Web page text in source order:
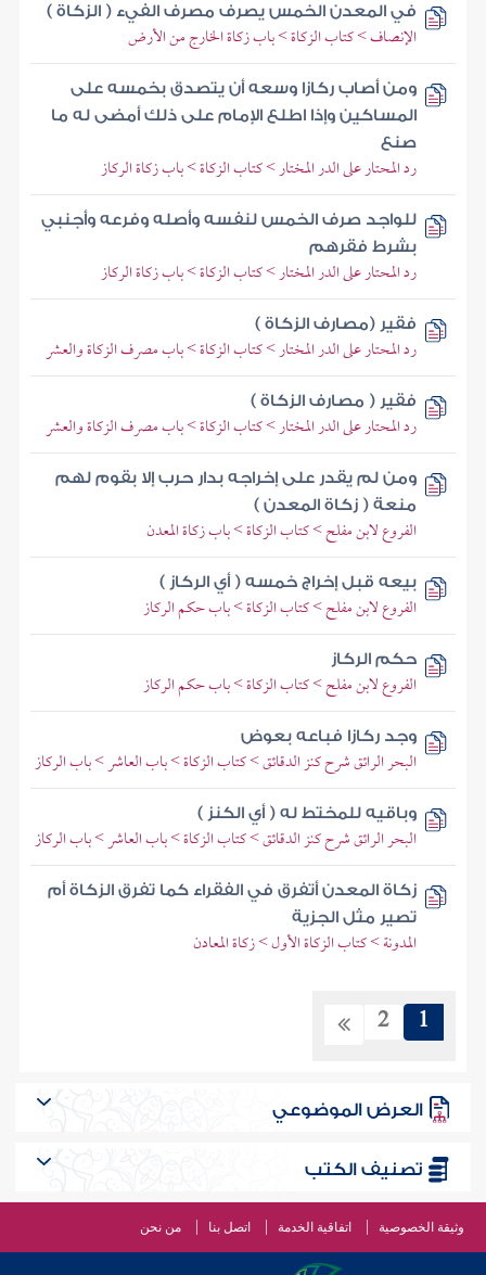
في المعدن الخمس يصرف مصرف الفيء ( الزكاة )
الإنصاف > كتاب الزكاة > باب زكاة الخارج من الأرض
ومن أصاب ركازا وسعه أن يتصدق بخمسه على
المساكين وإذا اطلع الإمام على ذلك أمضى له ما
صنع
رد المحتار على الدر المختار > كتاب الزكاة > باب زكاة الركاز
للواجد صرف الخمس لنفسه وأصله وفرعه وأجنبي
بشرط فقرهم
رد المحتار على الدر المختار > كتاب الزكاة > باب زكاة الركاز
فقير (مصارف الزكاة )
رد المحتار على الدر المختار > كتاب الزكاة > باب مصرف الزكاة والعشر
فقير ( مصارف الزكاة )
رد المحتار على الدر المختار > كتاب الزكاة > باب مصرف الزكاة والعشر
ومن لم يقدر على إخراجه بدار حرب إلا بقوم لهم
منعة ( زكاة المعدن )
الفروع لابن مفلح > كتاب الزكاة > باب زكاة المعدن
بيعه قبل إخراج خمسه ( أي الركاز )
الفروع لابن مفلح > كتاب الزكاة > باب حكم الركاز
حكم الركاز
الفروع لابن مفلح > كتاب الزكاة > باب حكم الركاز
وجد ركازا فباعه بعوض
البحر الرائق شرح كنز الدقائق > كتاب الزكاة > باب العاشر > باب الركاز
وباقيه للمختط له ( أي الكنز )
البحر الرائق شرح كنز الدقائق > كتاب الزكاة > باب العاشر > باب الركاز
زكاة المعدن أتفرق في الفقراء كما تفرق الزكاة أم
تصير مثل الجزية
المدونة > كتاب الزكاة الأول > زكاة المعادن
1
2
العرض الموضوعي
تصنيف الكتب
وثيقة الخصوصية اتفاقية الخدمة اتصل بنا من نحن